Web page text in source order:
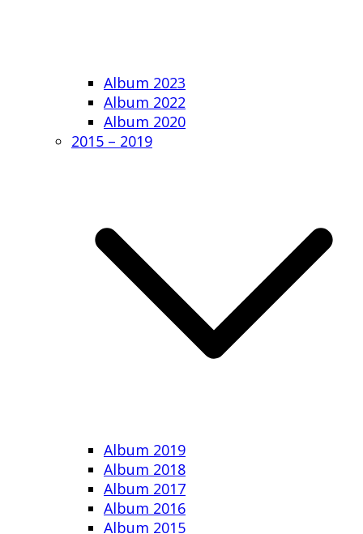
Album 2023
Album 2022
Album 2020
2015 – 2019
Album 2019
Album 2018
Album 2017
Album 2016
Album 2015